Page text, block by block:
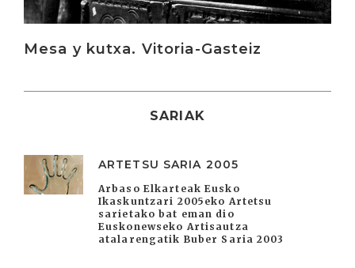
Mesa y kutxa. Vitoria-Gasteiz
SARIAK
ARTETSU SARIA 2005
Arbaso Elkarteak Eusko
Ikaskuntzari 2005eko Artetsu
sarietako bat eman dio
Euskonewseko Artisautza
atalarengatik Buber Saria 2003